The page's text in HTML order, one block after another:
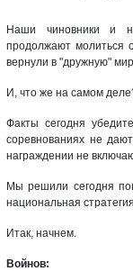
Наши чиновники и
продолжают молиться
вернули в "дружную"
И, что же на самом
Факты сегодня
соревнованиях не
награждении не
Мы решили сегодня
национальная
Итак, начнем.
Войнов: